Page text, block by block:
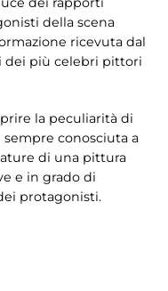
della scena
ricevuta dal
dei più celebri pittori
la peculiarità di
sempre conosciuta a
di una pittura
e in grado di
protagonisti.